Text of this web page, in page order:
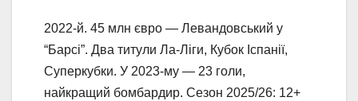
2022-й. 45 млн євро — Левандовський у
“Барсі”. Два титули Ла-Ліги, Кубок Іспанії,
Суперкубки. У 2023-му — 23 голи,
найкращий бомбардир. Сезон 2025/26: 12+